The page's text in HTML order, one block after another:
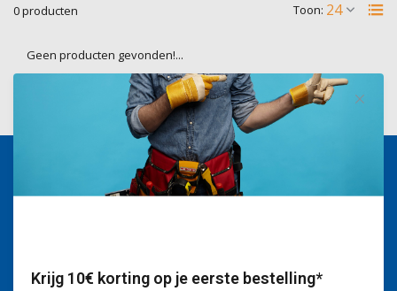
0 producten Toon:
Geen producten gevonden!...
Wij helpen je graag
kantooruren bereikbaar op
Krijg 10€ korting op je eerste bestelling*